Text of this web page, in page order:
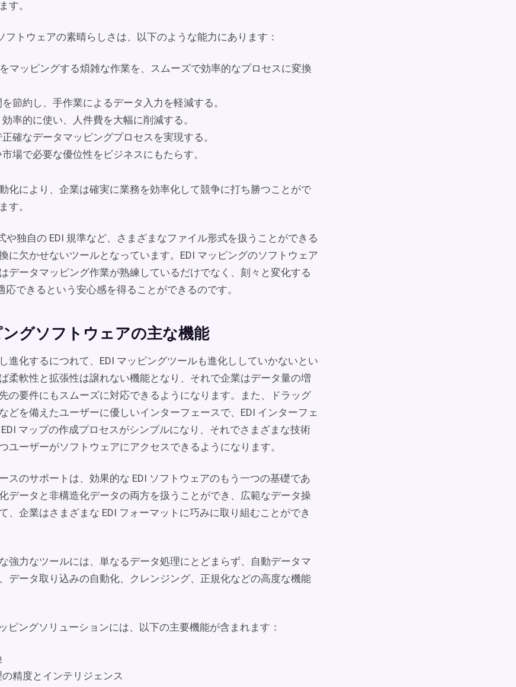
す。
フトウェアの素晴らしさは、以下のような能力にあります：
マッピングする煩雑な作業を、スムーズで効率的なプロセスに変換
節約し、手作業によるデータ入力を軽減する。
率的に使い、人件費を大幅に削減する。
確なデータマッピングプロセスを実現する。
場で必要な優位性をビジネスにもたらす。
化により、企業は確実に業務を効率化して競争に打ち勝つことがで
す。
や独自の EDI 規準など、さまざまなファイル形式を扱うことができる
に欠かせないツールとなっています。EDI マッピングのソフトウェア
データマッピング作業が熟練しているだけでなく、刻々と変化する
応できるという安心感を得ることができるのです。
ングソフトウェアの主な機能
進化するにつれて、EDI マッピングツールも進化ししていかないとい
柔軟性と拡張性は譲れない機能となり、それで企業はデータ量の増
の要件にもスムーズに対応できるようになります。また、ドラッグ
どを備えたユーザーに優しいインターフェースで、EDI インターフェ
マップの作成プロセスがシンプルになり、それでさまざまな技術
ユーザーがソフトウェアにアクセスできるようになります。
スのサポートは、効果的な EDI ソフトウェアのもう一つの基礎であ
データと非構造化データの両方を扱うことができ、広範なデータ操
、企業はさまざまな EDI フォーマットに巧みに取り組むことができ
強力なツールには、単なるデータ処理にとどまらず、自動データマ
データ取り込みの自動化、クレンジング、正規化などの高度な機能
ピングソリューションには、以下の主要機能が含まれます：
精度とインテリジェンス